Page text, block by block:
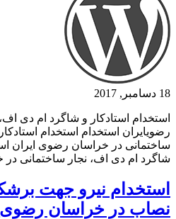
18 دسامبر, 2017
استخدام استادکار و شاگرد ام دی
رضویایران استخدام استخدام
ساختمانی در خراسان رضوی ایران
شاگرد ام دی اف، نجار ساختمانی
استخدام نیرو جهت
نصاب در خراسان رضوی